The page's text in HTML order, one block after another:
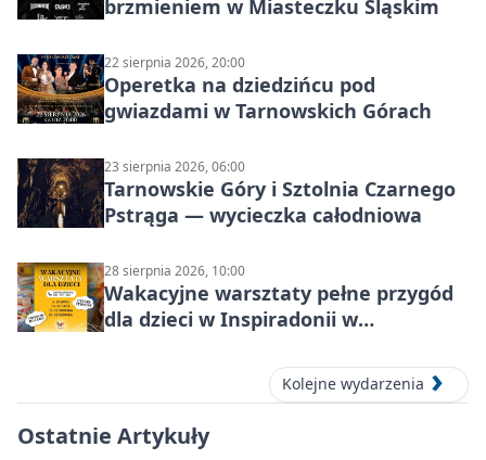
brzmieniem w Miasteczku Śląskim
22 sierpnia 2026, 20:00
Operetka na dziedzińcu pod
gwiazdami w Tarnowskich Górach
23 sierpnia 2026, 06:00
Tarnowskie Góry i Sztolnia Czarnego
Pstrąga — wycieczka całodniowa
28 sierpnia 2026, 10:00
Wakacyjne warsztaty pełne przygód
dla dzieci w Inspiradonii w
Kolejne wydarzenia
Ostatnie Artykuły